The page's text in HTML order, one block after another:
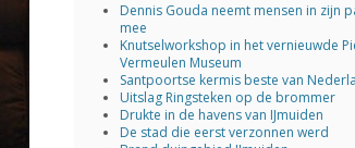
Dennis Gouda neemt mensen in zijn
mee
Knutselworkshop in het vernieuwde
Vermeulen Museum
Santpoortse kermis beste van
Uitslag Ringsteken op de brommer
Drukte in de havens van IJmuiden
De stad die eerst verzonnen werd